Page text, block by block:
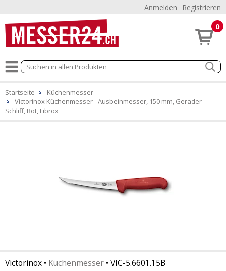
Anmelden Registrieren
0
Startseite
Küchenmesser
Victorinox Küchenmesser - Ausbeinmesser, 150 mm, Gerader
Schliff, Rot, Fibrox
Victorinox • Küchenmesser • VIC-5.6601.15B